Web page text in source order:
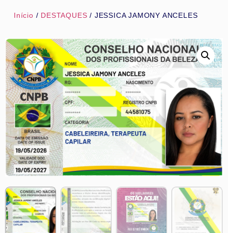
Início / DESTAQUES / JESSICA JAMONY ANCELES